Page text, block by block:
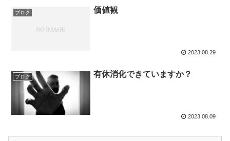
ブログ 価値観
2023.08.29
ブログ 有休消化できていますか？
2023.08.09